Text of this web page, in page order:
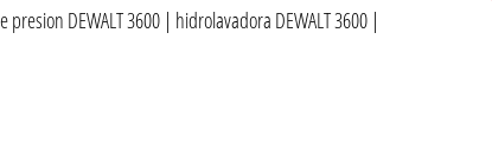
presion DEWALT 3600 | hidrolavadora DEWALT 3600 |